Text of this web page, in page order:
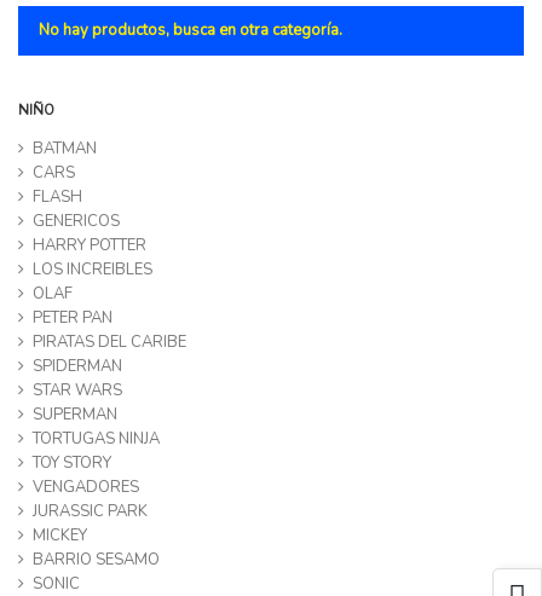
No hay productos, busca en otra categoría.
NIÑO
BATMAN
CARS
FLASH
GENERICOS
HARRY POTTER
LOS INCREIBLES
OLAF
PETER PAN
PIRATAS DEL CARIBE
SPIDERMAN
STAR WARS
SUPERMAN
TORTUGAS NINJA
TOY STORY
VENGADORES
JURASSIC PARK
MICKEY
BARRIO SESAMO
SONIC